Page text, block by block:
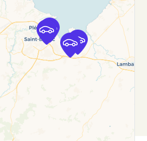
- GARAGE BAUDRY -
13.4
km